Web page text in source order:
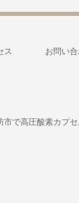
ス お問い
市で高圧酸素カプ